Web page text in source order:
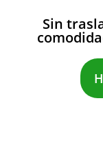
Sin